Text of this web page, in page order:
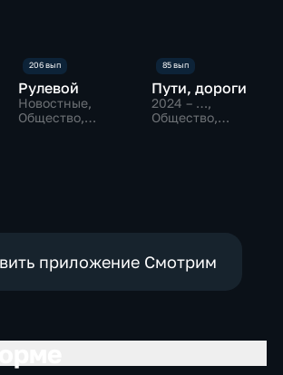
Рулевой
Новостные,
Общество,
Пути, дороги
2024 – …,
Общество,
приложение Смотрим